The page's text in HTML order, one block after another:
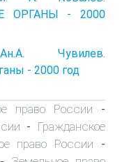
ОРГАНЫ - 2000
Чувилев.
- 2000 год
право России -
- Гражданское
право России -